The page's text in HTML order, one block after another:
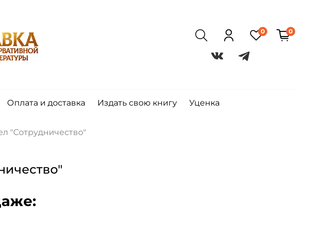
0 0
Оплата и доставка Издать свою книгу Уценка
"Сотрудничество"